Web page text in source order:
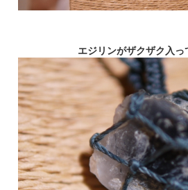
エジリンがザクザク入っ